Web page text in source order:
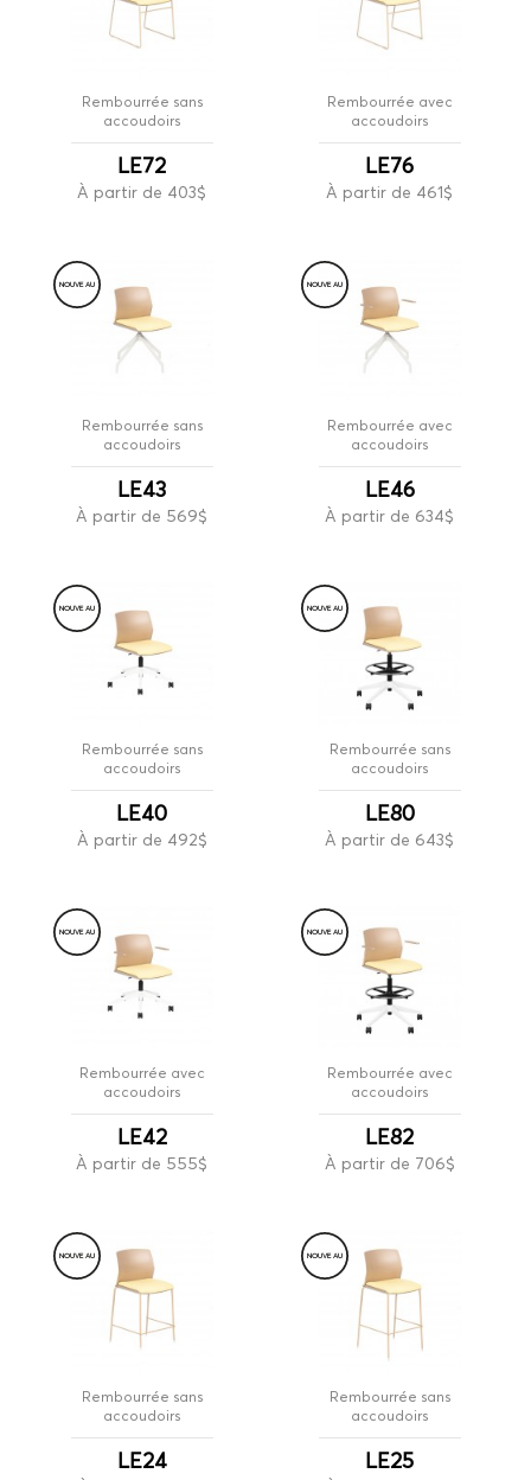
Rembourrée sans
accoudoirs
LE72
À partir de 403$
Rembourrée avec
accoudoirs
LE76
À partir de 461$
NOUVEAU
Rembourrée sans
accoudoirs
LE43
À partir de 569$
NOUVEAU
Rembourrée avec
accoudoirs
LE46
À partir de 634$
NOUVEAU
Rembourrée sans
accoudoirs
LE40
À partir de 492$
NOUVEAU
Rembourrée sans
accoudoirs
LE80
À partir de 643$
NOUVEAU
Rembourrée avec
accoudoirs
LE42
À partir de 555$
NOUVEAU
Rembourrée avec
accoudoirs
LE82
À partir de 706$
NOUVEAU
Rembourrée sans
accoudoirs
LE24
NOUVEAU
Rembourrée sans
accoudoirs
LE25